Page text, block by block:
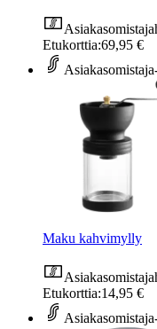
Etukorttia:69,95 €
Maku kahvimylly
Etukorttia:14,95 €